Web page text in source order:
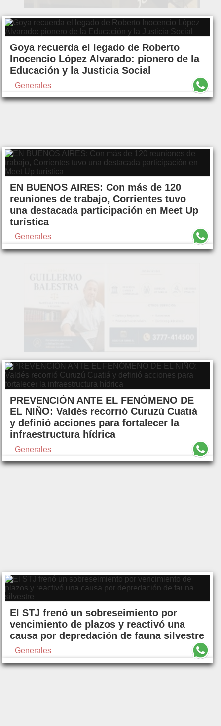
Goya recuerda el legado de Roberto
Inocencio López Alvarado: pionero de la
Educación y la Justicia Social
Generales
EN BUENOS AIRES: Con más de 120
reuniones de trabajo, Corrientes tuvo
una destacada participación en Meet Up
turística
Generales
PREVENCIÓN ANTE EL FENÓMENO DE
EL NIÑO: Valdés recorrió Curuzú Cuatiá
y definió acciones para fortalecer la
infraestructura hídrica
Generales
El STJ frenó un sobreseimiento por
vencimiento de plazos y reactivó una
causa por depredación de fauna silvestre
Generales